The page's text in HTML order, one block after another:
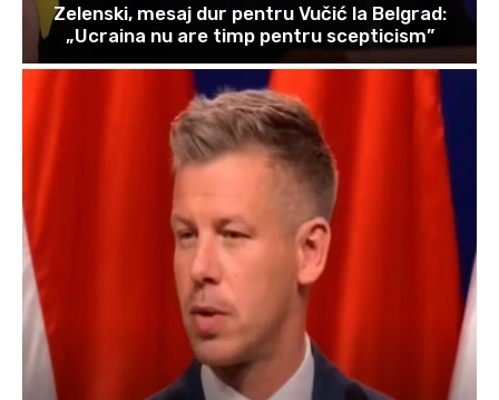
Zelenski, mesaj dur pentru Vučić la Belgrad:
„Ucraina nu are timp pentru scepticism”